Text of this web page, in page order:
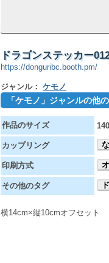
ドラゴンステッカー
https://donguribc.booth.pm/
ジャンル： ケモノ
「ケモノ」ジャンルの他
作品のサイズ
カップリング
印刷方式
その他のタグ
横14cm×縦10cmオフセット